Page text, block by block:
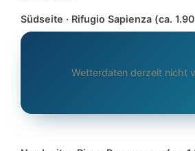
Südseite · Rifugio Sapienza (ca.
Wetterdaten derzeit nicht